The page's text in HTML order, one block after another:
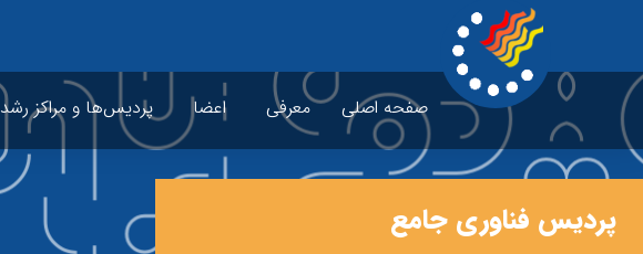
صفحه اصلی معرفی اعضا پردیس‌ها و مراکز رشد
پردیس فناوری جامع